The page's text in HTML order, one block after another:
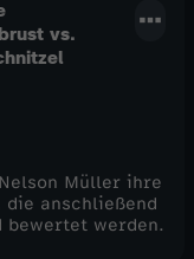
vs.
Müller ihre
anschließend
bewertet werden.